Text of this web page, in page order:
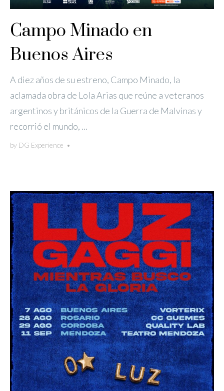
Campo Minado en
Buenos Aires
A diez años de su estreno, Campo Minado, la
aclamada obra de Lola Arias que reúne a veteranos
argentinos y británicos de la Guerra de Malvinas y
recorrió el mundo, ...
by DG Experience •